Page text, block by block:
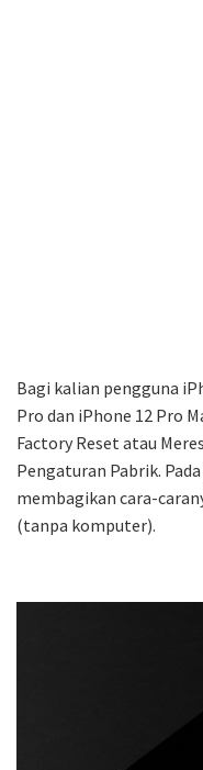
Bagi kalian pengguna
Pro dan iPhone 12 Pro
Factory Reset atau
Pengaturan Pabrik.
membagikan cara-
(tanpa komputer).